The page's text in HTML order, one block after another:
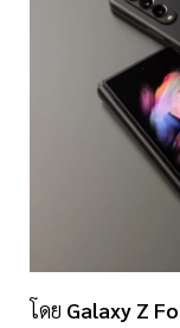
โดย Galaxy Z